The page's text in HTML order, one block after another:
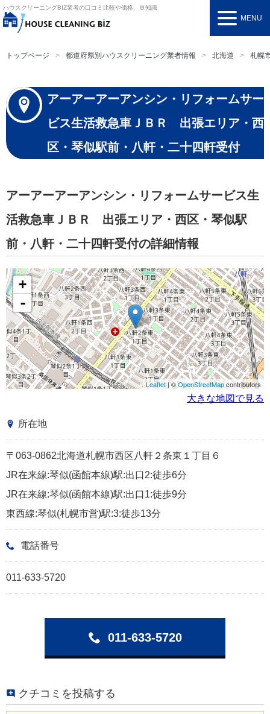
ハウスクリーニングBIZ業者の口コミ比較や価格、豆知識
MENU
トップページ 都道府県別ハウスクリーニング業者情報 北海道 札幌
アーアーアーアンシン・リフォームサー
ビス生活救急車ＪＢＲ 出張エリア・西
区・琴似駅前・八軒・二十四軒受付
アーアーアーアンシン・リフォームサービス生
活救急車ＪＢＲ 出張エリア・西区・琴似駅
前・八軒・二十四軒受付の詳細情報
+
-
Leaflet| ©OpenStreetMapcontributors
大きな地図で見る
所在地
〒063-0862北海道札幌市西区八軒２条東１丁目６
JR在来線:琴似(函館本線)駅:出口2:徒歩6分
JR在来線:琴似(函館本線)駅:出口1:徒歩9分
東西線:琴似(札幌市営)駅:3:徒歩13分
電話番号
011-633-5720
011-633-5720
クチコミを投稿する